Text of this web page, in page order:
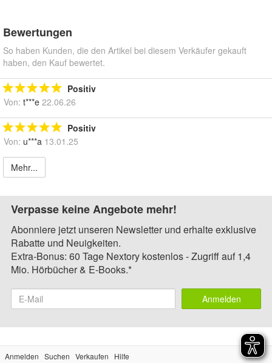
Bewertungen
So haben Kunden, die den Artikel bei diesem Verkäufer gekauft
haben, den Kauf bewertet.
Positiv
Von: t***e 22.06.26
Positiv
Von: u***a 13.01.25
Mehr...
Verpasse keine Angebote mehr!
Abonniere jetzt unseren Newsletter und erhalte exklusive
Rabatte und Neuigkeiten.
Extra-Bonus: 60 Tage Nextory kostenlos - Zugriff auf 1,4
Mio. Hörbücher & E-Books.*
Anmelden
Anmelden Suchen Verkaufen
Hilfe